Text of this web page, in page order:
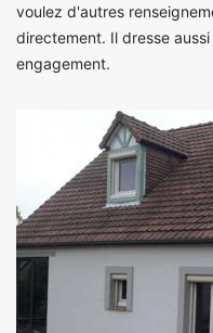
voulez d'autres
directement. Il dresse
engagement.